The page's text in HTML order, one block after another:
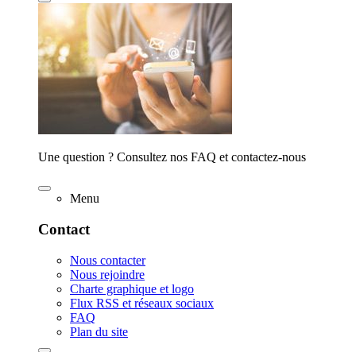
Une question ? Consultez nos FAQ et contactez-nous
Menu
Contact
Nous contacter
Nous rejoindre
Charte graphique et logo
Flux RSS et réseaux sociaux
FAQ
Plan du site